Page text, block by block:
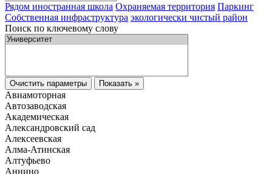
Рядом иностранная школа Охраняемая территория Паркинг
Собственная инфраструктура экологически чистый район
Поиск по ключевому слову
Очистить параметры Показать »
Авиамоторная
Автозаводская
Академическая
Александровский сад
Алексеевская
Алма-Атинская
Алтуфьево
Аннино